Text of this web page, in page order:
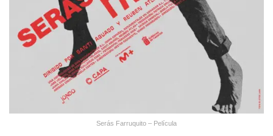
Serás Farruquito – Película